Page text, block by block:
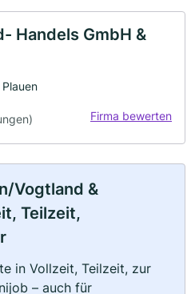
Handels GmbH &
Firma bewerten
Vogtland &
Teilzeit,
in Vollzeit, Teilzeit, zur
– auch für